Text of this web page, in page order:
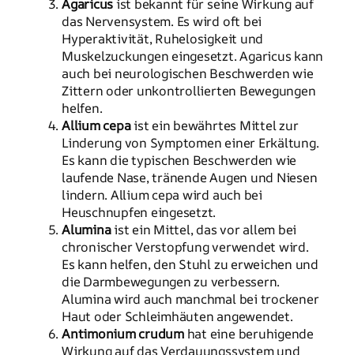
Agaricusist bekannt für seine Wirkung auf
das Nervensystem. Es wird oft bei
Hyperaktivität, Ruhelosigkeit und
Muskelzuckungen eingesetzt. Agaricus kann
auch bei neurologischen Beschwerden wie
Zittern oder unkontrollierten Bewegungen
helfen.
Allium cepaist ein bewährtes Mittel zur
Linderung von Symptomen einer Erkältung.
Es kann die typischen Beschwerden wie
laufende Nase, tränende Augen und Niesen
lindern. Allium cepa wird auch bei
Heuschnupfen eingesetzt.
Aluminaist ein Mittel, das vor allem bei
chronischer Verstopfung verwendet wird.
Es kann helfen, den Stuhl zu erweichen und
die Darmbewegungen zu verbessern.
Alumina wird auch manchmal bei trockener
Haut oder Schleimhäuten angewendet.
Antimonium crudumhat eine beruhigende
Wirkung auf das Verdauungssystem und